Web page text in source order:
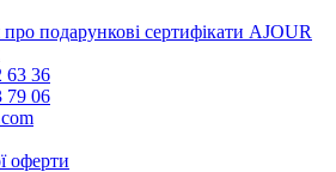
подарункові сертифікати AJOUR
63 36
79 06
оферти